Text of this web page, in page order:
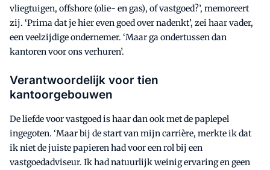
vliegtuigen, offshore (olie- en gas), of vastgoed?’, memoreert
zij. ‘Prima dat je hier even goed over nadenkt’, zei haar vader,
een veelzijdige ondernemer. ‘Maar ga ondertussen dan
kantoren voor ons verhuren’.
Verantwoordelijk voor tien
kantoorgebouwen
De liefde voor vastgoed is haar dan ook met de paplepel
ingegoten. ‘Maar bij de start van mijn carrière, merkte ik dat
ik niet de juiste papieren had voor een rol bij een
vastgoedadviseur. Ik had natuurlijk weinig ervaring en geen